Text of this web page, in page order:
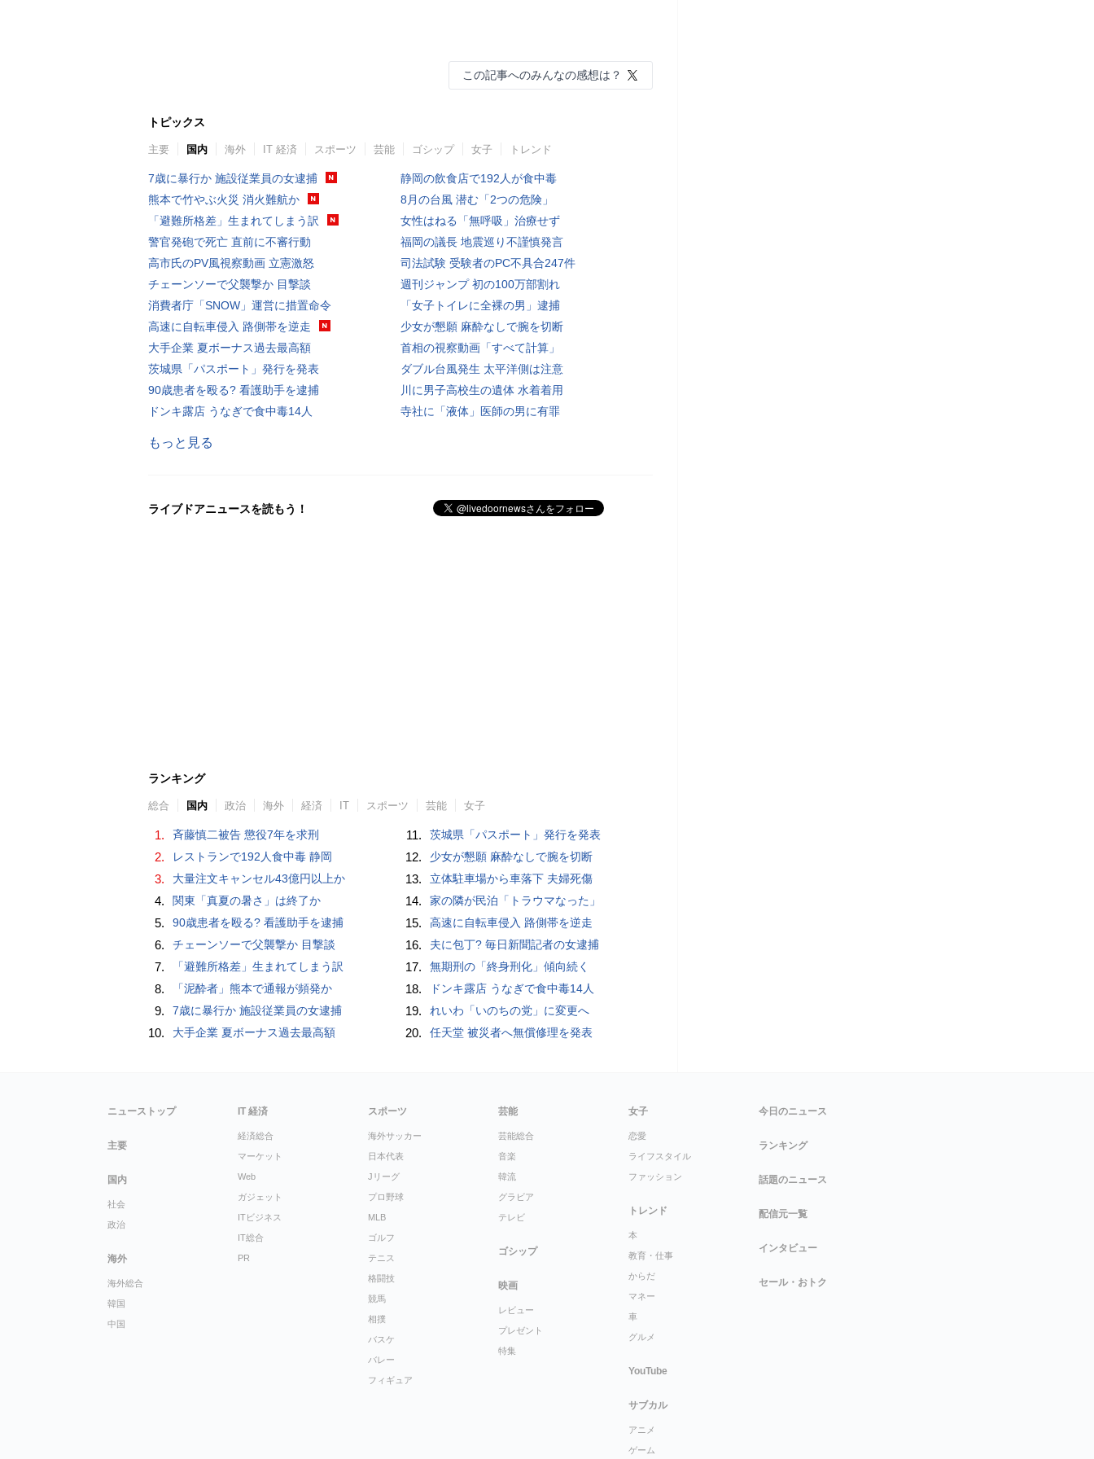
この記事へのみんなの感想は？
トピックス
主要 国内 海外 IT 経済 スポーツ 芸能 ゴシップ 女子 トレンド
7歳に暴行か 施設従業員の女逮捕
熊本で竹やぶ火災 消火難航か
「避難所格差」生まれてしまう訳
警官発砲で死亡 直前に不審行動
高市氏のPV風視察動画 立憲激怒
チェーンソーで父襲撃か 目撃談
消費者庁「SNOW」運営に措置命令
高速に自転車侵入 路側帯を逆走
大手企業 夏ボーナス過去最高額
茨城県「パスポート」発行を発表
90歳患者を殴る? 看護助手を逮捕
ドンキ露店 うなぎで食中毒14人
静岡の飲食店で192人が食中毒
8月の台風 潜む「2つの危険」
女性はねる「無呼吸」治療せず
福岡の議長 地震巡り不謹慎発言
司法試験 受験者のPC不具合247件
週刊ジャンプ 初の100万部割れ
「女子トイレに全裸の男」逮捕
少女が懇願 麻酔なしで腕を切断
首相の視察動画「すべて計算」
ダブル台風発生 太平洋側は注意
川に男子高校生の遺体 水着着用
寺社に「液体」医師の男に有罪
もっと見る
ライブドアニュースを読もう！
ランキング
総合 国内 政治 海外 経済 IT スポーツ 芸能 女子
1. 斉藤慎二被告 懲役7年を求刑
2. レストランで192人食中毒 静岡
3. 大量注文キャンセル43億円以上か
4. 関東「真夏の暑さ」は終了か
5. 90歳患者を殴る? 看護助手を逮捕
6. チェーンソーで父襲撃か 目撃談
7. 「避難所格差」生まれてしまう訳
8. 「泥酔者」熊本で通報が頻発か
9. 7歳に暴行か 施設従業員の女逮捕
10. 大手企業 夏ボーナス過去最高額
11. 茨城県「パスポート」発行を発表
12. 少女が懇願 麻酔なしで腕を切断
13. 立体駐車場から車落下 夫婦死傷
14. 家の隣が民泊「トラウマなった」
15. 高速に自転車侵入 路側帯を逆走
16. 夫に包丁? 毎日新聞記者の女逮捕
17. 無期刑の「終身刑化」傾向続く
18. ドンキ露店 うなぎで食中毒14人
19. れいわ「いのちの党」に変更へ
20. 任天堂 被災者へ無償修理を発表
ニューストップ
主要
国内
社会
政治
海外
海外総合
韓国
中国
IT 経済
経済総合
マーケット
Web
ガジェット
ITビジネス
IT総合
PR
スポーツ
海外サッカー
日本代表
Jリーグ
プロ野球
MLB
ゴルフ
テニス
格闘技
競馬
相撲
バスケ
バレー
フィギュア
芸能
芸能総合
音楽
韓流
グラビア
テレビ
ゴシップ
映画
レビュー
プレゼント
特集
女子
恋愛
ライフスタイル
ファッション
トレンド
本
教育・仕事
からだ
マネー
車
グルメ
YouTube
サブカル
アニメ
ゲーム
今日のニュース
ランキング
話題のニュース
配信元一覧
インタビュー
セール・おトク